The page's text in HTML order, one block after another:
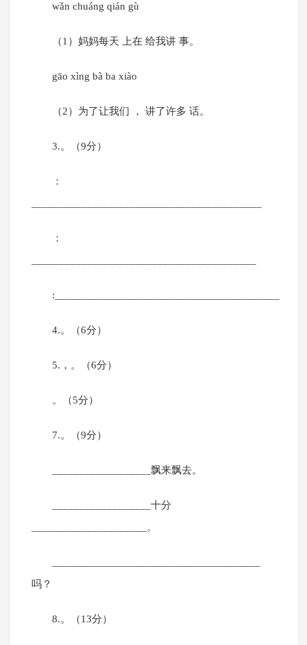
wǎn chuáng qián gù
（1）妈妈每天 上在 给我讲 事。
gāo xìng bà ba xiào
（2）为了让我们 ， 讲了许多 话。
3.。（9分）
：
：
:_________________________________________
4.。（6分）
5.，。（6分）
。（5分）
7.。（9分）
__________________飘来飘去。
__________________十分
_____________________。
吗？
8.。（13分）